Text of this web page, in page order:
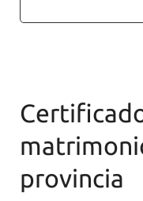
provincia